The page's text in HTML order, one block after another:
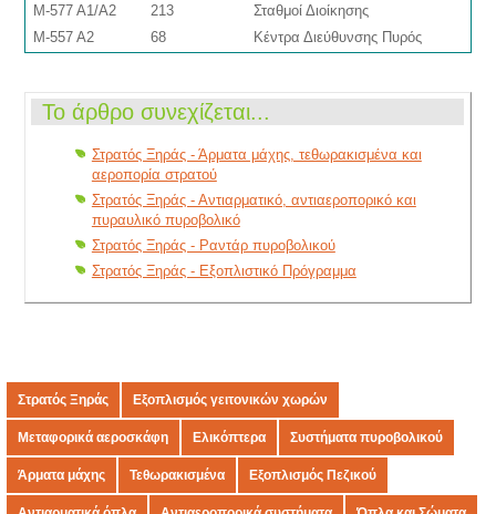
M-577 A1/A2
213
Σταθμοί Διοίκησης
M-557 A2
68 Κέντρα Διεύθυνσης Πυρός
Το άρθρο συνεχίζεται...
Στρατός Ξηράς - Άρματα μάχης, τεθωρακισμένα και
αεροπορία στρατού
Στρατός Ξηράς - Αντιαρματικό, αντιαεροπορικό και
πυραυλικό πυροβολικό
Στρατός Ξηράς - Ραντάρ πυροβολικού
Στρατός Ξηράς - Εξοπλιστικό Πρόγραμμα
Στρατός Ξηράς Εξοπλισμός γειτονικών χωρών
Μεταφορικά αεροσκάφη Ελικόπτερα Συστήματα πυροβολικού
Άρματα μάχης Τεθωρακισμένα Εξοπλισμός Πεζικού